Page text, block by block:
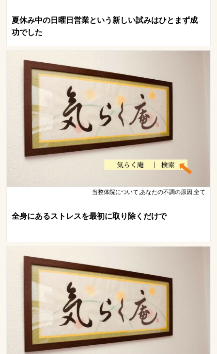
夏休み中の日曜日営業という新しい試みはひとまず成
功でした
当整体院について,あなたの不調の原因,全て
全身にあるストレスを最初に取り除くだけで